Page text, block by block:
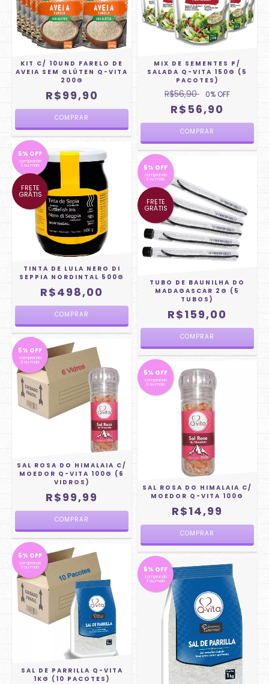
KIT C/ 10UND FARELO DE
AVEIA SEM GLÚTEN Q-VITA
200G
R$99,90
MIX DE SEMENTES P/
SALADA Q-VITA 150G (5
PACOTES)
R$56,90 0% OFF
R$56,90
5% OFF
comprando
3 ou mais
FRETE
GRÁTIS
TINTA DE LULA NERO DI
SEPPIA NORDINTAL 500G
R$498,00
5% OFF
comprando
3 ou mais
FRETE
GRÁTIS
TUBO DE BAUNILHA DO
MADAGASCAR 2G (5
TUBOS)
R$159,00
5% OFF
comprando
3 ou mais
SAL ROSA DO HIMALAIA C/
MOEDOR Q-VITA 100G (6
VIDROS)
R$99,99
5% OFF
comprando
3 ou mais
SAL ROSA DO HIMALAIA C/
MOEDOR Q-VITA 100G
R$14,99
5% OFF
comprando
3 ou mais
SAL DE PARRILLA Q-VITA
1KG (10 PACOTES)
5% OFF
comprando
3 ou mais